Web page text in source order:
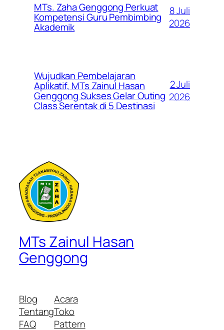
MTs. Zaha Genggong Perkuat
Kompetensi Guru Pembimbing
Akademik
8 Juli
2026
Wujudkan Pembelajaran
Aplikatif, MTs Zainul Hasan
Genggong Sukses Gelar Outing
Class Serentak di 5 Destinasi
2 Juli
2026
MTs Zainul Hasan
Genggong
Blog
Tentang
FAQ
Acara
Toko
Pattern